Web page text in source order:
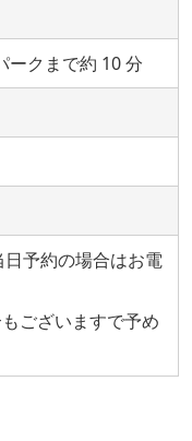
ークまで約 10 分
予約の場合はお電
ございますで予め